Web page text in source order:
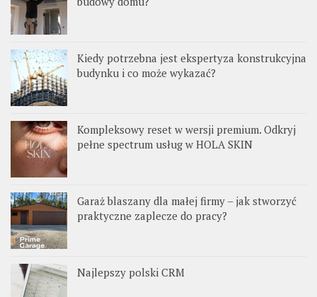
Kiedy potrzebna jest ekspertyza konstrukcyjna
budynku i co może wykazać?
Kompleksowy reset w wersji premium. Odkryj
pełne spectrum usług w HOLA SKIN
Garaż blaszany dla małej firmy – jak stworzyć
praktyczne zaplecze do pracy?
Najlepszy polski CRM